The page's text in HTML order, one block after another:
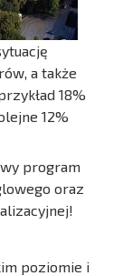
a także
18%
12%
program
oraz
poziomie i